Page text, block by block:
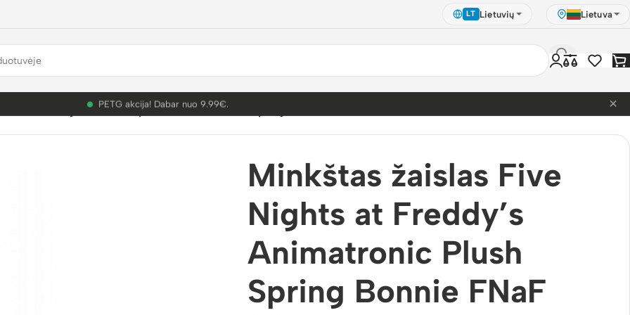
LT Lietuvių Lietuva
PETG akcija! Dabar nuo 9.99€. ×
Five Nights at Freddy’s Animatronic Plush Spring Bonnie FNaF 36cm
Minkštas žaislas Five
Nights at Freddy’s
Animatronic Plush
Spring Bonnie FNaF